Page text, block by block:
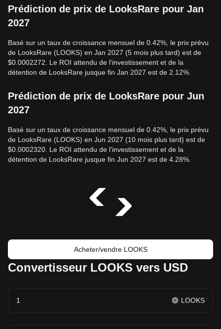
Prédiction de prix de LooksRare pour Jan
2027
Basé sur un taux de croissance mensuel de 0.42%, le prix prévu
de LooksRare (LOOKS) en Jan 2027 (5 mois plus tard) est de
$0.0002272. Le ROI attendu de l'investissement et de la
détention de LooksRare jusque fin Jan 2027 est de 2.12%.
Prédiction de prix de LooksRare pour Jun
2027
Basé sur un taux de croissance mensuel de 0.42%, le prix prévu
de LooksRare (LOOKS) en Jun 2027 (10 mois plus tard) est de
$0.0002320. Le ROI attendu de l'investissement et de la
détention de LooksRare jusque fin Jun 2027 est de 4.28%.
Acheter/vendre LOOKS
Convertisseur LOOKS vers USD
LOOKS